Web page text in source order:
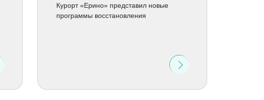
Курорт «Ерино» представил новые
программы восстановления